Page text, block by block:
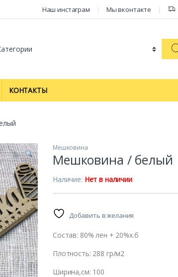
Наш инстаграм Мы вконтакте
КОНТАКТЫ
Мешковина
Мешковина / белый
Наличие: Нет в наличии
Добавить в желания
Состав: 80% лен + 20%х.б
Плотность: 288 гр/м2
Ширина,см: 100